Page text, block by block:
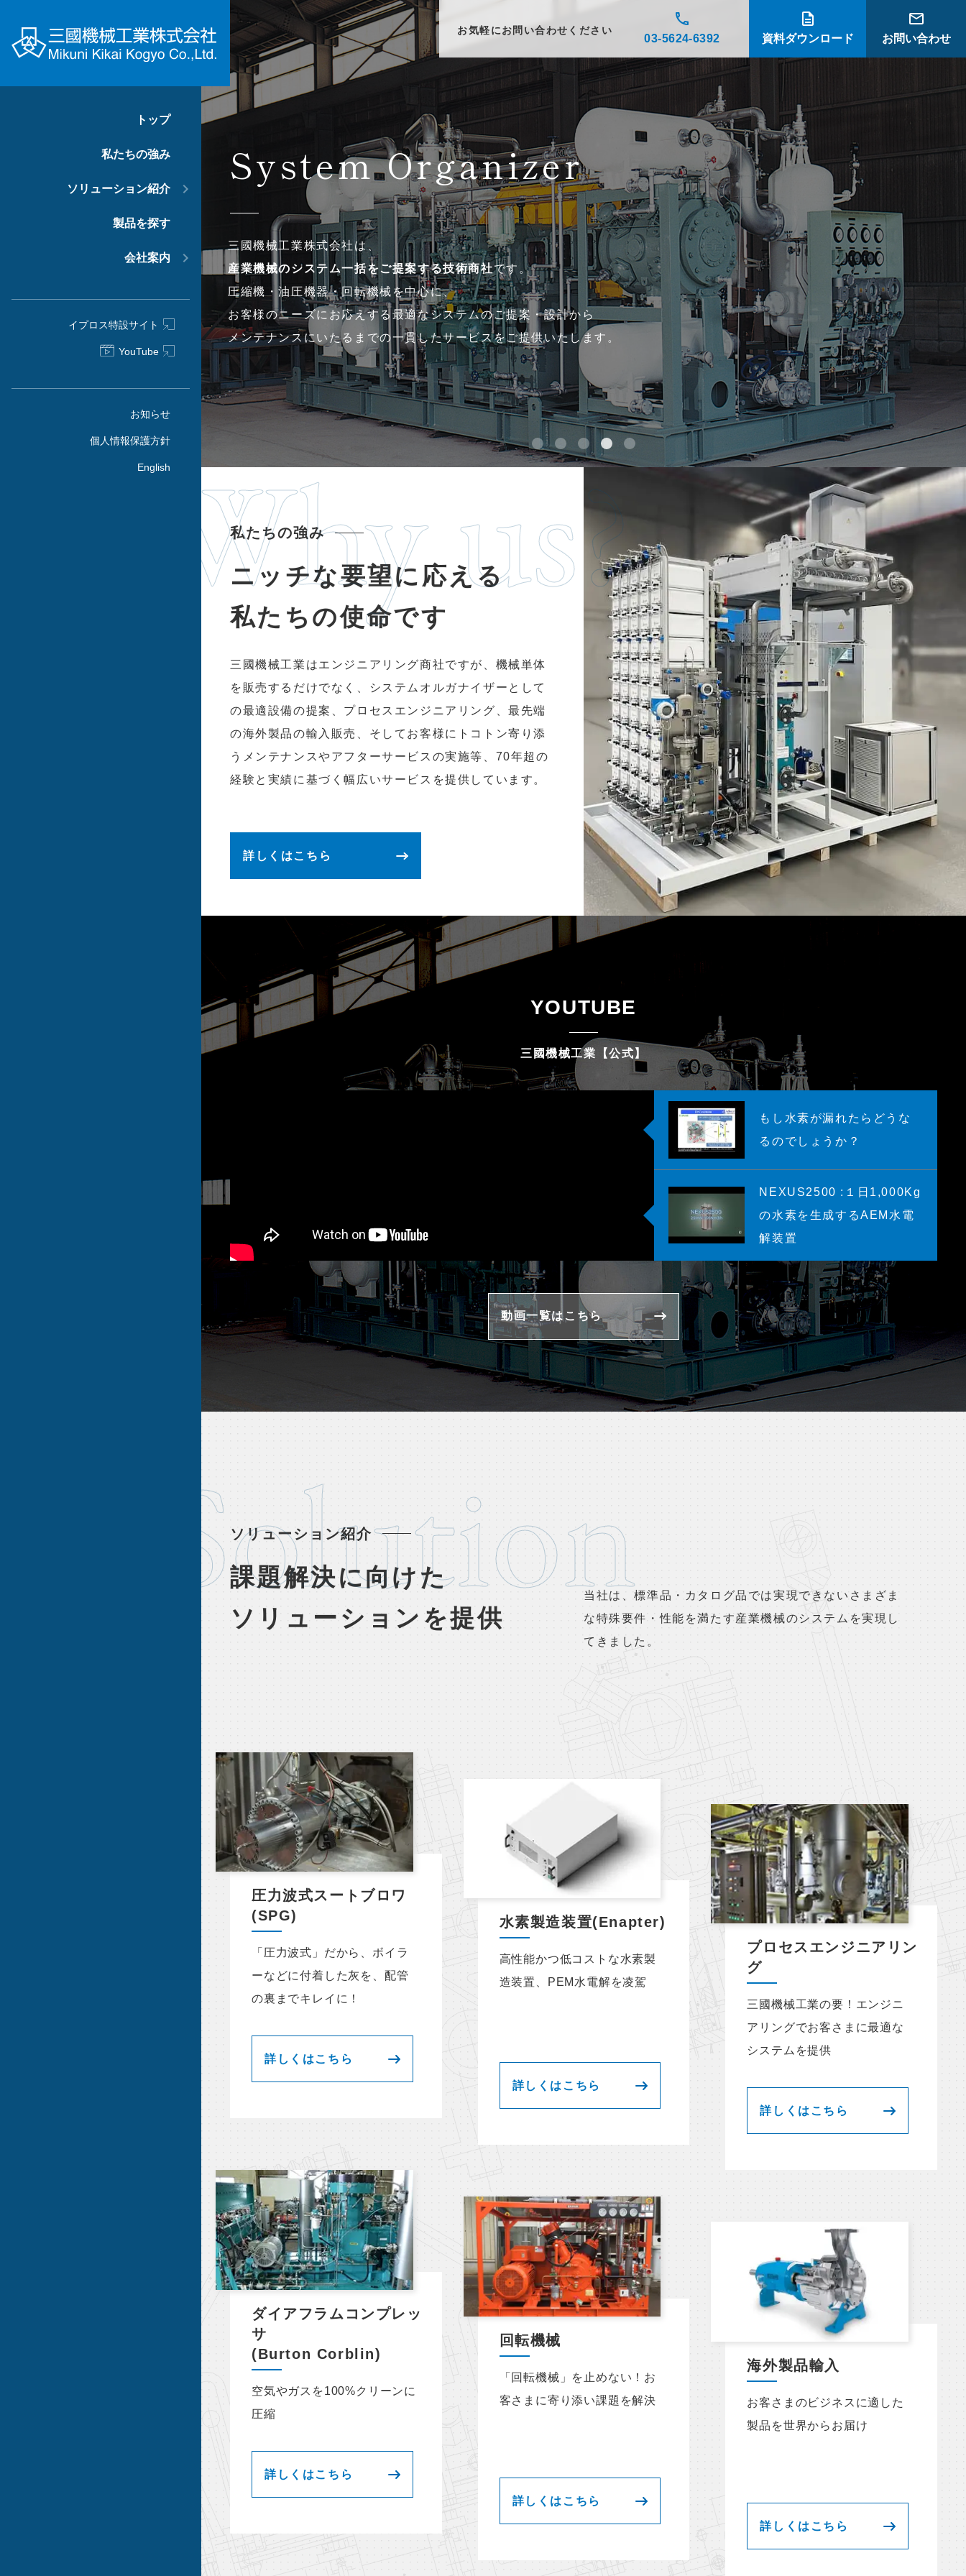
トップ
私たちの強み
ソリューション紹介
製品を探す
会社案内
イプロス特設サイト
YouTube
お知らせ
個人情報保護方針
English
お気軽にお問い合わせください
03-5624-6392 資料ダウンロード お問い合わせ
System Organizer
三國機械工業株式会社は、
産業機械のシステム一括をご提案する技術商社です。
圧縮機・油圧機器・回転機械を中心に、
お客様のニーズにお応えする最適なシステムのご提案・設計から
メンテナンスにいたるまでの一貫したサービスをご提供いたします。
Why us?
私たちの強み
ニッチな要望に応える
私たちの使命です
三國機械工業はエンジニアリング商社ですが、機械単体
を販売するだけでなく、システムオルガナイザーとして
の最適設備の提案、プロセスエンジニアリング、最先端
の海外製品の輸入販売、そしてお客様にトコトン寄り添
うメンテナンスやアフターサービスの実施等、70年超の
経験と実績に基づく幅広いサービスを提供しています。
詳しくはこちら
YOUTUBE
三國機械工業【公式】
もし水素が漏れたらどうな
るのでしょうか？
NEXUS2500 :１日1,000Kg
の水素を生成するAEM水電
解装置
動画一覧はこちら
Solution
ソリューション紹介
課題解決に向けた
ソリューションを提供
当社は、標準品・カタログ品では実現できないさまざま
な特殊要件・性能を満たす産業機械のシステムを実現し
てきました。
圧力波式スートブロワ
(SPG)
「圧力波式」だから、ボイラ
ーなどに付着した灰を、配管
の裏までキレイに！
詳しくはこちら
水素製造装置(Enapter)
高性能かつ低コストな水素製
造装置、PEM水電解を凌駕
詳しくはこちら
プロセスエンジニアリン
グ
三國機械工業の要！エンジニ
アリングでお客さまに最適な
システムを提供
詳しくはこちら
ダイアフラムコンプレッ
サ
(Burton Corblin)
空気やガスを100%クリーンに
圧縮
詳しくはこちら
回転機械
「回転機械」を止めない！お
客さまに寄り添い課題を解決
詳しくはこちら
海外製品輸入
お客さまのビジネスに適した
製品を世界からお届け
詳しくはこちら